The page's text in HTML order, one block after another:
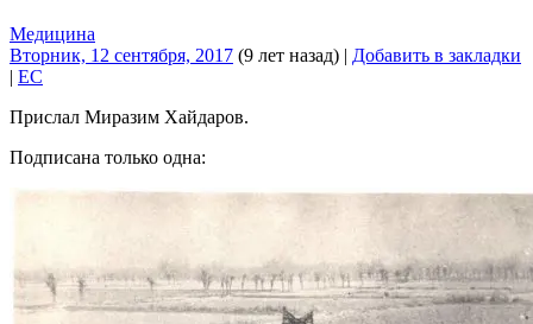
Медицина
Вторник, 12 сентября, 2017 (9 лет назад) | Добавить в закладки
| EC
Прислал Миразим Хайдаров.
Подписана только одна: